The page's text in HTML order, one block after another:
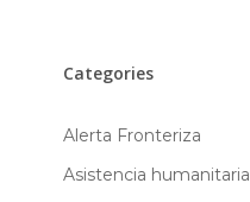
Categories
Alerta Fronteriza
Asistencia humanitaria